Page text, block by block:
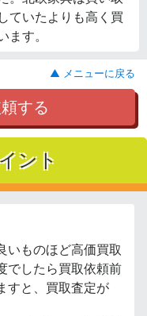
ていたよりも高く買
す。
▲ メニューに戻る
する
ント
いものほど高価買取
でしたら買取依頼前
すと、買取査定が